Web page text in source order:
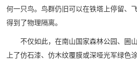
何一只鸟。鸟群仍旧可以在铁塔上停留、
得到了物理隔离。
不仅如此，在南山国家森林公园、圌
上了仿石漆、仿木纹覆膜或深哑光军绿色